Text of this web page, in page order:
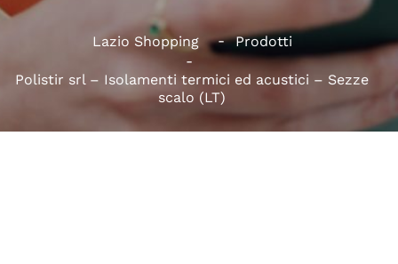
Lazio Shopping Prodotti
Polistir srl – Isolamenti termici ed acustici – Sezze
scalo (LT)